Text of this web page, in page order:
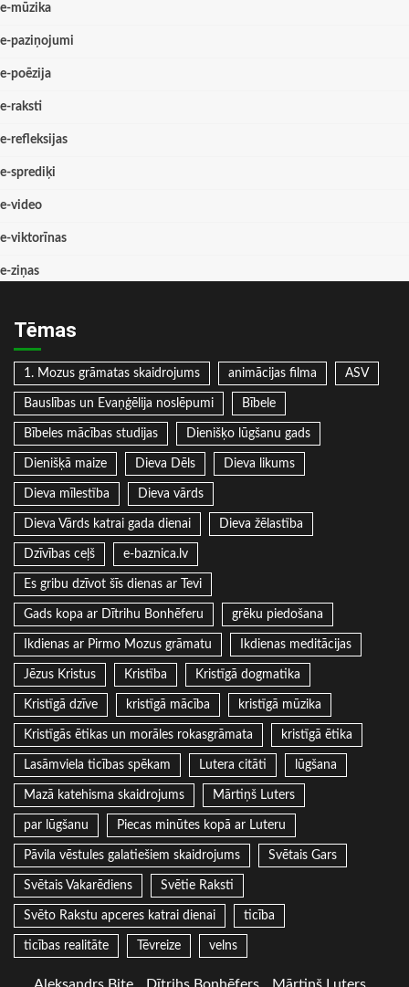
e-mūzika
e-paziņojumi
e-poēzija
e-raksti
e-refleksijas
e-sprediķi
e-video
e-viktorīnas
e-ziņas
Tēmas
1. Mozus grāmatas skaidrojums animācijas filma ASV
Bauslības un Evaņģēlija noslēpumi Bībele
Bībeles mācības studijas Dienišķo lūgšanu gads
Dienišķā maize Dieva Dēls Dieva likums
Dieva mīlestība Dieva vārds
Dieva Vārds katrai gada dienai Dieva žēlastība
Dzīvības ceļš e-baznica.lv
Es gribu dzīvot šīs dienas ar Tevi
Gads kopa ar Dītrihu Bonhēferu grēku piedošana
Ikdienas ar Pirmo Mozus grāmatu Ikdienas meditācijas
Jēzus Kristus Kristība Kristīgā dogmatika
Kristīgā dzīve kristīgā mācība kristīgā mūzika
Kristīgās ētikas un morāles rokasgrāmata kristīgā ētika
Lasāmviela ticības spēkam Lutera citāti lūgšana
Mazā katehisma skaidrojums Mārtiņš Luters
par lūgšanu Piecas minūtes kopā ar Luteru
Pāvila vēstules galatiešiem skaidrojums Svētais Gars
Svētais Vakarēdiens Svētie Raksti
Svēto Rakstu apceres katrai dienai ticība
ticības realitāte Tēvreize velns